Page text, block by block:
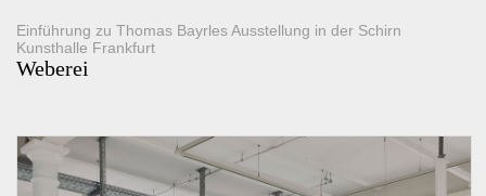
Einführung zu Thomas Bayrles Ausstellung in der Schirn
Kunsthalle Frankfurt
Weberei